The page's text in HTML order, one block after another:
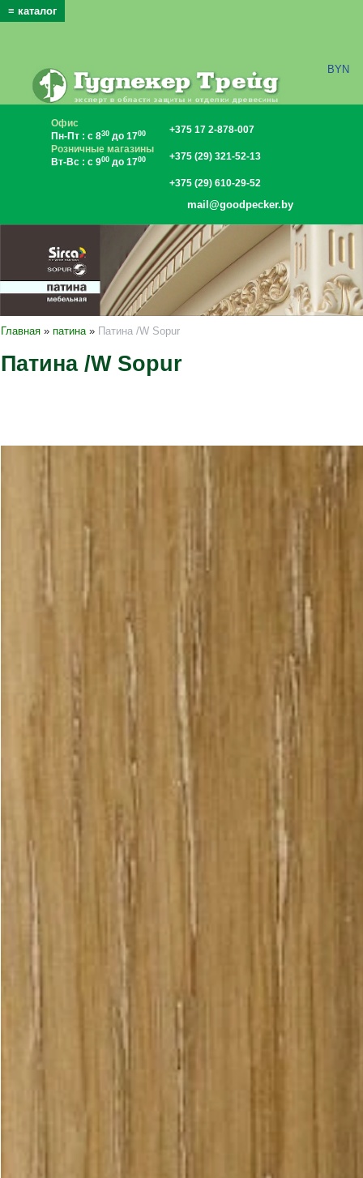
x
≡ каталог
BYN
Офис
Пн-Пт : с 830 до 1700
Розничные магазины
Вт-Вс : с 900 до 1700
+375 17 2-878-007
+375 (29) 321-52-13
+375 (29) 610-29-52
mail@goodpecker.by
Главная » патина » Патина /W Sopur
Патина /W Sopur